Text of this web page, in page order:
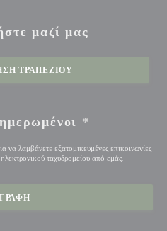
μαζί μας
ΤΡΑΠΕΖΙΟΎ
*
να λαμβάνετε εξατομικευμένες επικοινωνίες
ταχυδρομείου από εμάς.